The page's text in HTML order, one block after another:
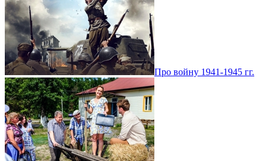
Про войну 1941-1945 гг.